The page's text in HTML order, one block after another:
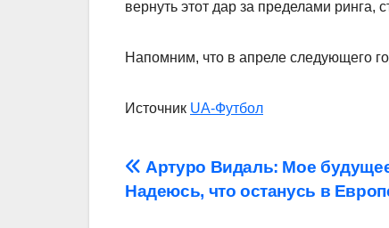
вернуть этот дар за пределами
Напомним, что в апреле следующего
Источник UA-Футбол
Навігація
записів
Артуро Видаль: Мое
Надеюсь, что останусь в